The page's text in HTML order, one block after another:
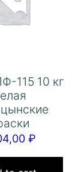
115 10 кг
₽